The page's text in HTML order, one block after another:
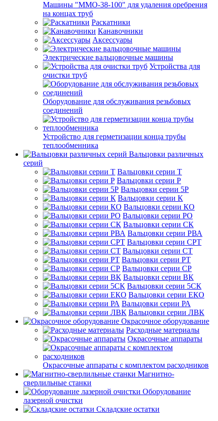
Машины "ММО-38-100" для удаления оребрения
на концах труб
Раскатники
Канавочники
Аксессуары
Электрические вальцовочные машины
Устройства для
очистки труб
Оборудование для обслуживания резьбовых
соединений
Устройство для герметизации конца трубы
теплообменника
Вальцовки различных
серий
Вальцовки серии Т
Вальцовки серии Р
Вальцовки серии 5Р
Вальцовки серии К
Вальцовки серии КО
Вальцовки серии РО
Вальцовки серии СК
Вальцовки серии РВА
Вальцовки серии СРТ
Вальцовки серии СТ
Вальцовки серии РТ
Вальцовки серии СР
Вальцовки серии ВК
Вальцовки серии 5СК
Вальцовки серии ЕКО
Вальцовки серии РА
Вальцовки серии ЛВК
Окрасочное оборудование
Расходные материалы
Окрасочные аппараты
Окрасочные аппараты с комплектом расходников
Магнитно-
сверлильные станки
Оборудование
лазерной очистки
Складские остатки